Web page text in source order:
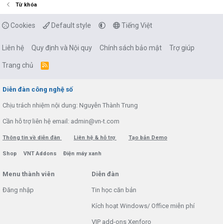
Từ khóa
Cookies Default style Tiếng Việt
Liên hệ Quy định và Nội quy Chính sách bảo mật Trợ giúp
Trang chủ
R
Diễn đàn công nghệ số
Chịu trách nhiệm nội dung: Nguyễn Thành Trung
Cần hỗ trợ liên hệ email: admin@vn-t.com
Thông tin về diễn đàn Liên hệ & hỗ trợ Tạo bản Demo
Shop VNT Addons Điện máy xanh
Menu thành viên
Đăng nhập
Diễn đàn
Tin học căn bản
Kích hoạt Windows/ Office miễn phí
VIP add-ons Xenforo